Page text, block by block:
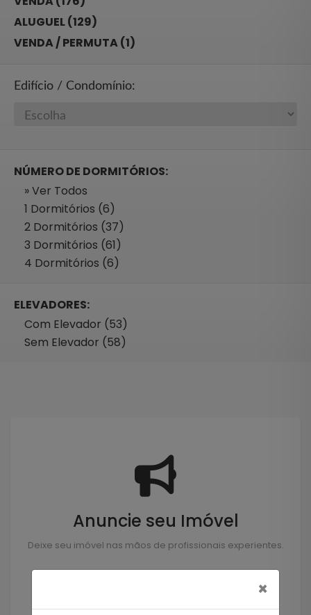
×
ALUGUEL (129)
VENDA / PERMUTA (1)
Edifício / Condomínio:
NÚMERO DE DORMITÓRIOS:
» Ver Todos
1 Dormitórios (6)
2 Dormitórios (37)
3 Dormitórios (61)
4 Dormitórios (6)
ELEVADORES:
Com Elevador (53)
Sem Elevador (58)
Anuncie seu Imóvel
Deixe seu imóvel nas mãos de profissionais experientes.